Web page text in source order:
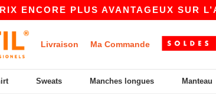
PLUS AVANTAGEUX SUR
Livraison Ma Commande
Sweats Manches longues Manteau